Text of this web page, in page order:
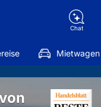
Chat
Mietwagen